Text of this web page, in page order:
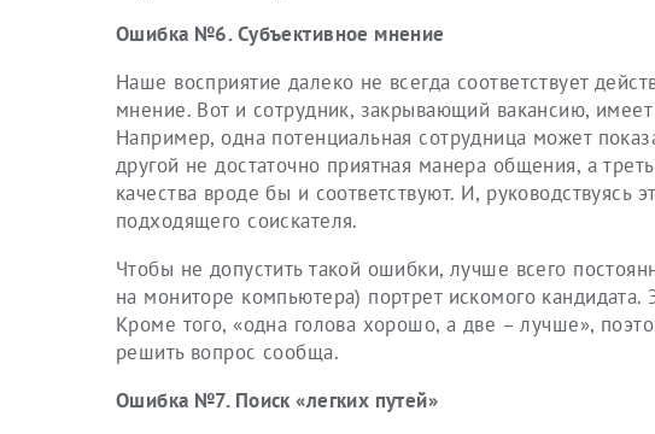
Ошибка №6. Субъективное мнение
Наше восприятие далеко не всегда соответствует
мнение. Вот и сотрудник, закрывающий вакансию,
Например, одна потенциальная сотрудница может
другой не достаточно приятная манера общения, а
качества вроде бы и соответствуют. И,
подходящего соискателя.
Чтобы не допустить такой ошибки, лучше всего
на мониторе компьютера) портрет искомого
Кроме того, «одна голова хорошо, а две – лучше»,
решить вопрос сообща.
Ошибка №7. Поиск «легких путей»